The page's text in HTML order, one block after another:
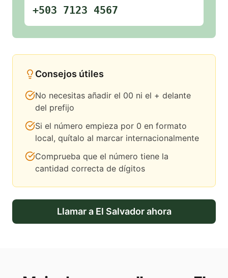
+503 7123 4567
Consejos útiles
No necesitas añadir el 00 ni el + delante
del prefijo
Si el número empieza por 0 en formato
local, quítalo al marcar internacionalmente
Comprueba que el número tiene la
cantidad correcta de dígitos
Llamar a El Salvadorahora